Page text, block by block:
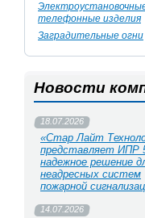
телефонные изделия
Заградительные огни
Новости
18.07.2026
«Стар Лайт
представляет ИПР
надежное решение
неадресных систем
пожарной
14.07.2026